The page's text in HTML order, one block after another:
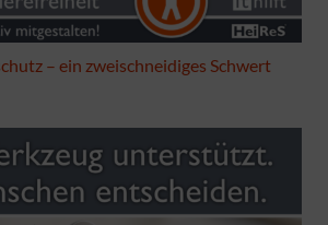
– ein zweischneidiges Schwert